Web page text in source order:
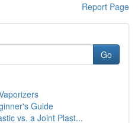
Report Page
Go
Guide
vs. a Joint Plast...